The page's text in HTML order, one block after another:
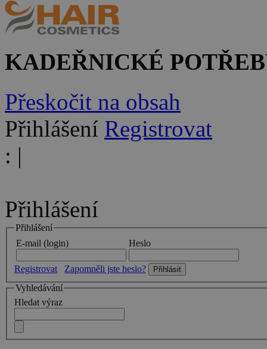
KADEŘNICKÉ
Přeskočit na obsah
Přihlášení Registrovat
: |
Přihlášení
Přihlášení
E-mail (login)
Heslo
Registrovat
Zapomněli jste heslo?
Vyhledávání
Hledat výraz